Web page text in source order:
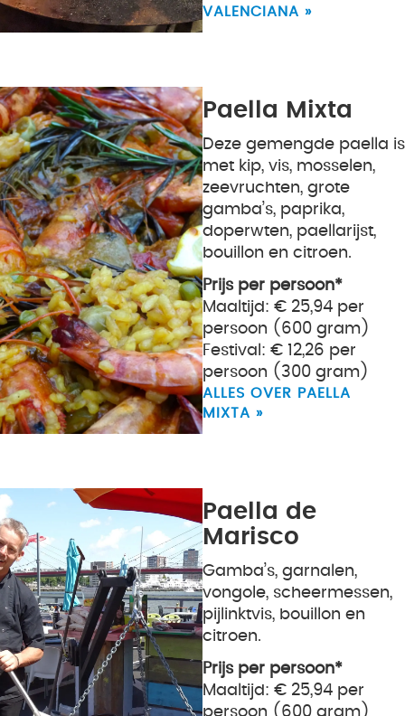
VALENCIANA »
Paella Mixta
Deze gemengde paella is
met kip, vis, mosselen,
zeevruchten, grote
gamba’s, paprika,
doperwten, paellarijst,
bouillon en citroen.
Prijs per persoon*
Maaltijd: € 25,94 per
persoon (600 gram)
Festival: € 12,26 per
persoon (300 gram)
ALLES OVER PAELLA
MIXTA »
Paella de
Marisco
Gamba’s, garnalen,
vongole, scheermessen,
pijlinktvis, bouillon en
citroen.
Prijs per persoon*
Maaltijd: € 25,94 per
persoon (600 gram)